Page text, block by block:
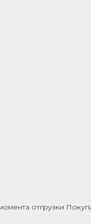
отгрузки